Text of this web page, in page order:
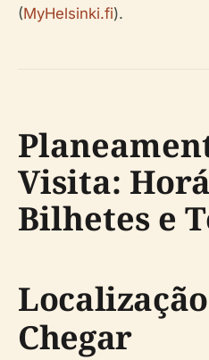
(MyHelsinki.fi).
Visita:
Bilhetes e
Chegar